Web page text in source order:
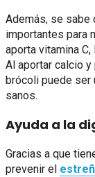
Además, se sabe
importantes para
aporta vitamina
Al aportar calcio y
brócoli puede ser
sanos.
Ayuda a la
Gracias a que
prevenir el